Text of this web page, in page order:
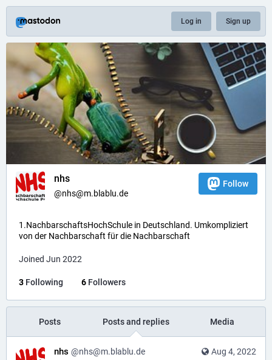
Log in Sign up
nhs
@nhs@m.blablu.de
Follow
1.NachbarschaftsHochSchule in Deutschland. Umkompliziert
von der Nachbarschaft für die Nachbarschaft
Joined Jun 2022
3 Following 6 Followers
Posts Posts and replies Media
Aug 4, 2022
nhs @nhs@m.blablu.de